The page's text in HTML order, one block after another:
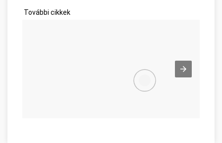
További cikkek